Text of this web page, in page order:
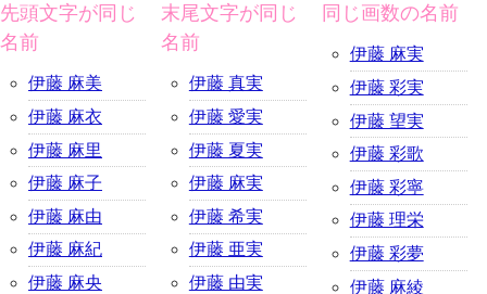
先頭文字が同じ
名前
伊藤 麻美
伊藤 麻衣
伊藤 麻里
伊藤 麻子
伊藤 麻由
伊藤 麻紀
伊藤 麻央
末尾文字が同じ
名前
伊藤 真実
伊藤 愛実
伊藤 夏実
伊藤 麻実
伊藤 希実
伊藤 亜実
伊藤 由実
同じ画数の名前
伊藤 麻実
伊藤 彩実
伊藤 望実
伊藤 彩歌
伊藤 彩寧
伊藤 理栄
伊藤 彩夢
伊藤 麻綾